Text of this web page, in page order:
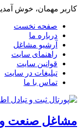
کاربر مهمان، خوش
صفحه نخست
درباره ما
آرشیو مشاغل
راهنمای سایت
قوانین سایت
تبلیغات در سایت
تماس با ما
مشاغل صنعت و